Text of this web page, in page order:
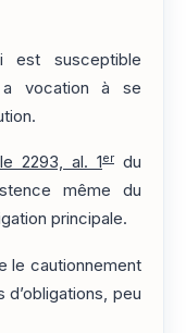
susceptible
a vocation à se
2293, al. 1 er du
même du
principale.
le cautionnement
peu